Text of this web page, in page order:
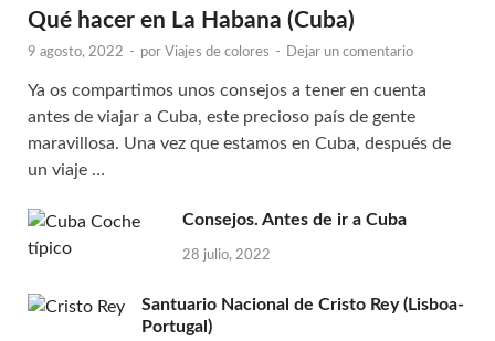
Qué hacer en La Habana (Cuba)
9 agosto, 2022 - por Viajes de colores - Dejar un comentario
Ya os compartimos unos consejos a tener en cuenta
antes de viajar a Cuba, este precioso país de gente
maravillosa. Una vez que estamos en Cuba, después de
un viaje …
Consejos. Antes de ir a Cuba
28 julio, 2022
Santuario Nacional de Cristo Rey (Lisboa-
Portugal)